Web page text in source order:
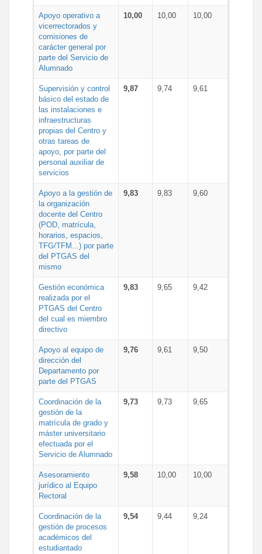
Apoyo operativo a
vicerrectorados y
comisiones de
carácter general por
parte del Servicio de
Alumnado
10,00 10,00 10,00
Supervisión y control
básico del estado de
las instalaciones e
infraestructuras
propias del Centro y
otras tareas de
apoyo, por parte del
personal auxiliar de
servicios
9,87 9,74 9,61
Apoyo a la gestión de
la organización
docente del Centro
(POD, matrícula,
horarios, espacios,
TFG/TFM...) por parte
del PTGAS del
mismo
9,83 9,83 9,60
Gestión económica
realizada por el
PTGAS del Centro
del cual es miembro
directivo
9,83 9,65 9,42
Apoyo al equipo de
dirección del
Departamento por
parte del PTGAS
9,76 9,61 9,50
Coordinación de la
gestión de la
matrícula de grado y
máster universitario
efectuada por el
Servicio de Alumnado
9,73 9,73 9,65
Asesoramiento
jurídico al Equipo
Rectoral
9,58 10,00 10,00
Coordinación de la
gestión de procesos
académicos del
estudiantado
9,54 9,44 9,24